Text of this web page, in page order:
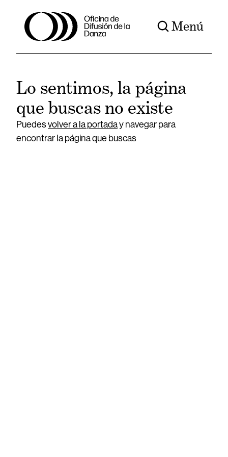
Menú
Lo sentimos, la página
que buscas no existe
Puedesvolver a la portaday navegar para
encontrar la página que buscas